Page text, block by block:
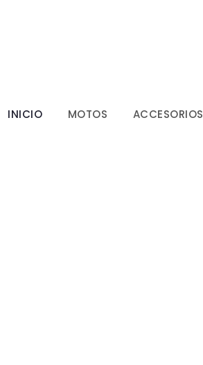
INICIO MOTOS ACCESORIOS